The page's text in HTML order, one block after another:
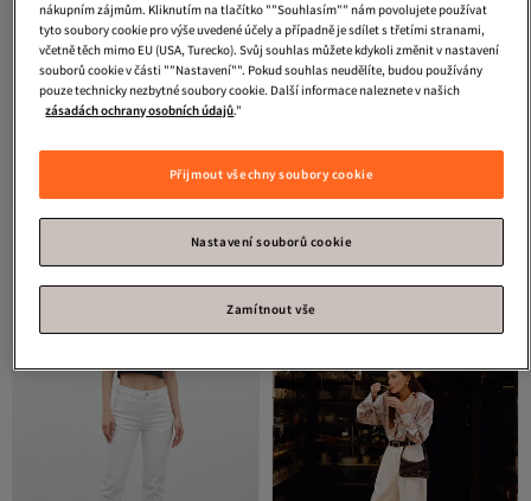
PERLA
Doprava zdarma
tričko s krátkým rukávem, bílé
(11
Nejnižší cena za 30 dní
Doprava zdarma
Nejnižší cena za 30 dní
874Kč
nákupním zájmům. Kliknutím na tlačítko ""Souhlasím"" nám povolujete používat
tyto soubory cookie pro výše uvedené účely a případně je sdílet s třetími stranami,
včetně těch mimo EU (USA, Turecko). Svůj souhlas můžete kdykoli změnit v nastavení
souborů cookie v části ""Nastavení"". Pokud souhlas neudělíte, budou používány
pouze technicky nezbytné soubory cookie. Další informace naleznete v našich
zásadách ochrany osobních údajů."
Přijmout všechny soubory cookie
Nastavení souborů cookie
Zamítnout vše